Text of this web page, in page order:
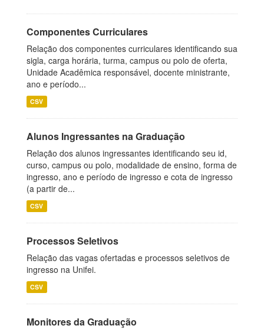
Componentes Curriculares
Relação dos componentes curriculares identificando sua
sigla, carga horária, turma, campus ou polo de oferta,
Unidade Acadêmica responsável, docente ministrante,
ano e período...
CSV
Alunos Ingressantes na Graduação
Relação dos alunos ingressantes identificando seu id,
curso, campus ou polo, modalidade de ensino, forma de
ingresso, ano e período de ingresso e cota de ingresso
(a partir de...
CSV
Processos Seletivos
Relação das vagas ofertadas e processos seletivos de
ingresso na Unifei.
CSV
Monitores da Graduação